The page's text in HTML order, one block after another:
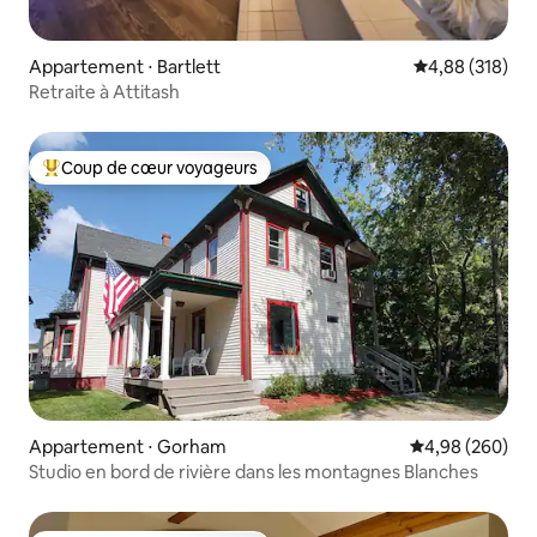
Appartement ⋅ Bartlett Évaluation
4,88 (318)
Retraite à Attitash
Coups de cœur voyageurs les plus appréciés
Coup de cœur voyageurs
Appartement ⋅ Gorham Évaluation
4,98 (260)
Studio en bord de rivière dans les montagnes Blanches